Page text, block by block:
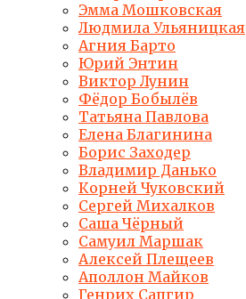
Эмма Мошковская
Людмила Ульяницкая
Агния Барто
Юрий Энтин
Виктор Лунин
Фёдор Бобылёв
Татьяна Павлова
Елена Благинина
Борис Заходер
Владимир Данько
Корней Чуковский
Сергей Михалков
Саша Чёрный
Самуил Маршак
Алексей Плещеев
Аполлон Майков
Генрих Сапгир